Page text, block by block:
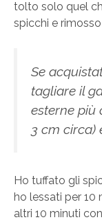
tolto solo quel
spicchi e rimosso
Se
tagliare il
esterne più
3 cm circa)
Ho tuffato gli
ho lessati per 10
altri 10 minuti